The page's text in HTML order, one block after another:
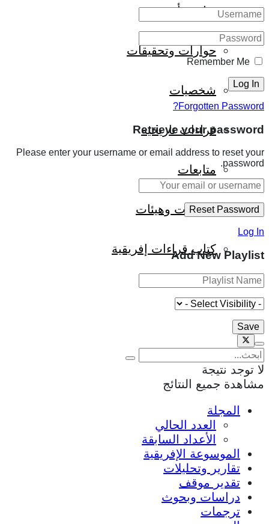
ثقافة وأدب
حوارات وتحقيقات
شخصيات
قراءات تاريخية
متابعات
منظمات وهيئات
كتاب قراءات إفريقية
Remember Me
Forgotten Password?
Retrieve your password
Please enter your username or email address to reset your
password.
Log In
Add New Playlist
لا توجد نتيجة
مشاهدة جميع النتائج
المجلة
العدد الحالي
الأعداد السابقة
الموسوعة الإفريقية
تقارير وتحليلات
تقدير موقف
دراسات وبحوث
ترجمات